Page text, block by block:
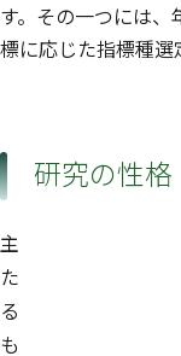
す。その一つには
標に応じた指標種選
研究の性格
主
た
る
も